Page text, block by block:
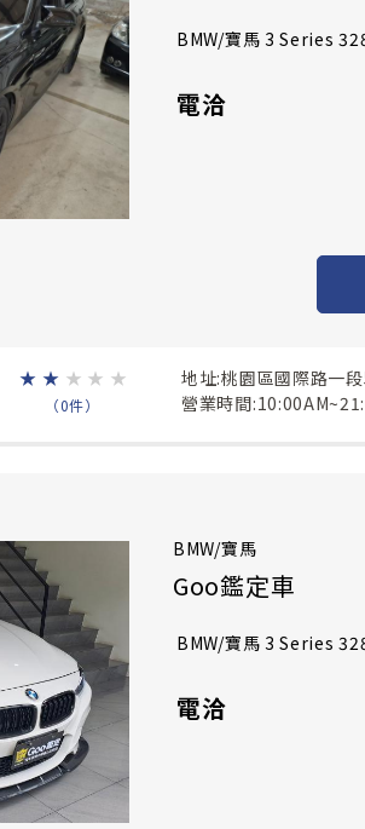
BMW/寶馬 3 Series
電洽
★ ★ ★ ★ ★
（0件）
地址:桃園區國際路一
營業時間
BMW/寶馬
Goo鑑定車
BMW/寶馬 3 Series
電洽